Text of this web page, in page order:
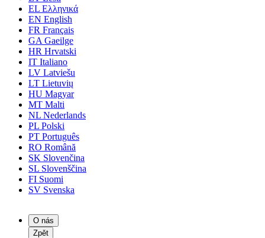
EL Ελληνικά
EN English
FR Français
GA Gaeilge
HR Hrvatski
IT Italiano
LV Latviešu
LT Lietuvių
HU Magyar
MT Malti
NL Nederlands
PL Polski
PT Português
RO Română
SK Slovenčina
SL Slovenščina
FI Suomi
SV Svenska
O nás
Zpět